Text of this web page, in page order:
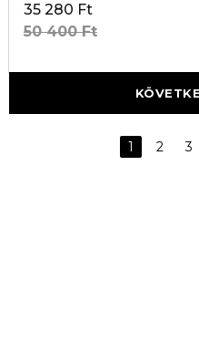
35 280 Ft
50 400 Ft
1 2 3